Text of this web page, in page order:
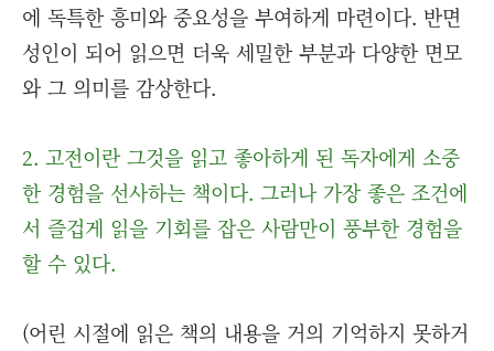
에 독특한 흥미와 중요성을 부여하게 마련이다. 반면
성인이 되어 읽으면 더욱 세밀한 부분과 다양한 면모
와 그 의미를 감상한다.
2. 고전이란 그것을 읽고 좋아하게 된 독자에게 소중
한 경험을 선사하는 책이다. 그러나 가장 좋은 조건에
서 즐겁게 읽을 기회를 잡은 사람만이 풍부한 경험을
할 수 있다.
(어린 시절에 읽은 책의 내용을 거의 기억하지 못하거